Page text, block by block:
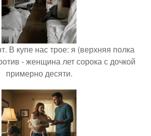
В купе нас трое: я (верхняя полка
- женщина лет сорока с дочкой
примерно десяти.